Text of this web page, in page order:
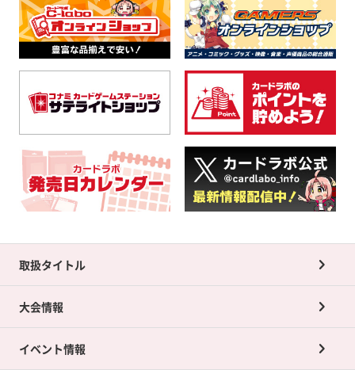
取扱タイトル
大会情報
イベント情報